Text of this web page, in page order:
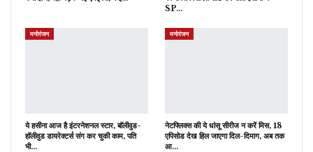
SP…
मनोरंजन
ये हसीना आज है इंटरनेशनल स्टार, बॉलीवुड-
हॉलीवुड डायरेक्टर्स संग कर चुकी काम, पति
भी…
मनोरंजन
नेटफ्लिक्स की ये धांसू सीरीज न करें मिस, 18
एपिसोड देख हिल जाएगा दिल-दिमाग, अब तक
आ…